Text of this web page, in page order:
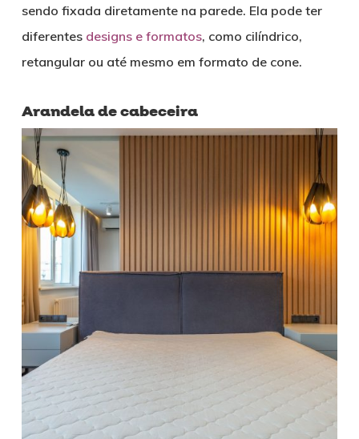
sendo fixada diretamente na parede. Ela pode ter
diferentes designs e formatos, como cilíndrico,
retangular ou até mesmo em formato de cone.
Arandela de cabeceira